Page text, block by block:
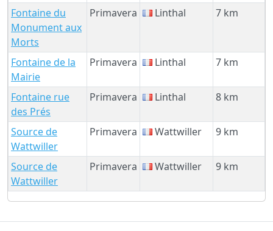
Fontaine du
Monument aux
Morts
Primavera Linthal 7 km
Fontaine de la
Mairie
Primavera Linthal 7 km
Fontaine rue
des Prés
Primavera Linthal 8 km
Source de
Wattwiller
Primavera Wattwiller 9 km
Source de
Wattwiller
Primavera Wattwiller 9 km